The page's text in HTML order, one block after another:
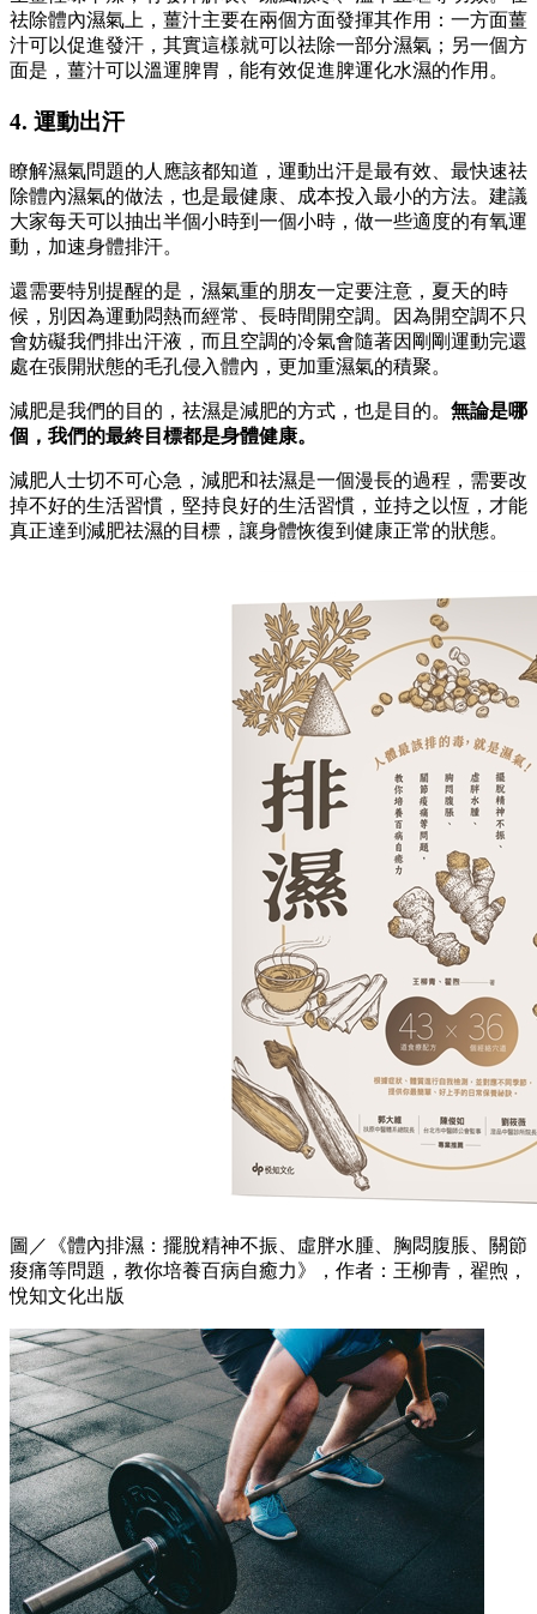
祛除體內濕氣上，薑汁主要在兩個方面發揮其作用：一方面薑
汁可以促進發汗，其實這樣就可以祛除一部分濕氣；另一個方
面是，薑汁可以溫運脾胃，能有效促進脾運化水濕的作用。
4. 運動出汗
瞭解濕氣問題的人應該都知道，運動出汗是最有效、最快速祛
除體內濕氣的做法，也是最健康、成本投入最小的方法。建議
大家每天可以抽出半個小時到一個小時，做一些適度的有氧運
動，加速身體排汗。
還需要特別提醒的是，濕氣重的朋友一定要注意，夏天的時
候，別因為運動悶熱而經常、長時間開空調。因為開空調不只
會妨礙我們排出汗液，而且空調的冷氣會隨著因剛剛運動完還
處在張開狀態的毛孔侵入體內，更加重濕氣的積聚。
減肥是我們的目的，祛濕是減肥的方式，也是目的。 無論是哪
個，我們的最終目標都是身體健康。
減肥人士切不可心急，減肥和祛濕是一個漫長的過程，需要改
掉不好的生活習慣，堅持良好的生活習慣，並持之以恆，才能
真正達到減肥祛濕的目標，讓身體恢復到健康正常的狀態。
圖／《體內排濕：擺脫精神不振、虛胖水腫、胸悶腹脹、關節
痠痛等問題，教你培養百病自癒力》，作者：王柳青，翟煦，
悅知文化出版